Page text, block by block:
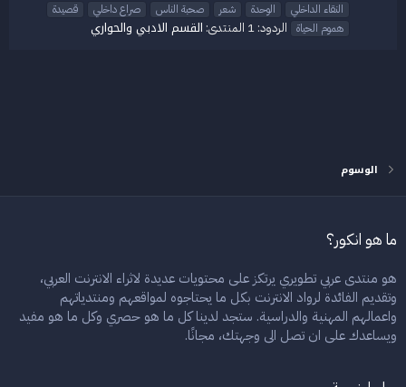
النقاء الداخلي
الوحدة شعر صحبة الناس صراع داخلي
قصيدة
هموم الحياة
الردود: 1 المنتدى: القسم الادبي والحواري
الوسوم
ما هو انكور؟
هو منتدى عربي تطويري يرتكز على محتويات عديدة لاثراء الانترنت العربي،
وتقديم الفائدة لرواد الانترنت بكل ما يحتاجوه لمواقعهم ومنتدياتهم
واعمالهم المهنية والدراسية. ستجد لدينا كل ما هو حصري وكل ما هو مفيد
ويساعدك على ان تصل الى وجهتك، مجانًا.